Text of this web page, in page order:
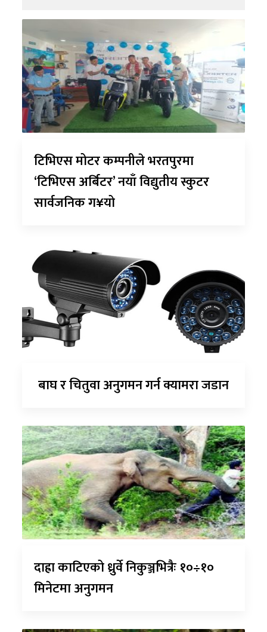
टिभिएस मोटर कम्पनीले भरतपुरमा
‘टिभिएस अर्बिटर’ नयाँ विद्युतीय स्कुटर
सार्वजनिक ग¥यो
बाघ र चितुवा अनुगमन गर्न क्यामरा जडान
दाह्रा काटिएको ध्रुर्वे निकुञ्जभित्रैः १०÷१०
मिनेटमा अनुगमन